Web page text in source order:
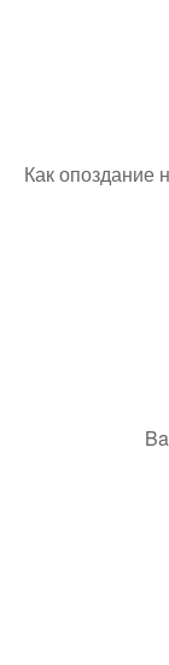
Как опоздание